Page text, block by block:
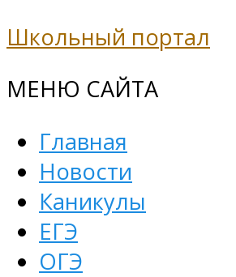
Школьный портал
МЕНЮ САЙТА
Главная
Новости
Каникулы
ЕГЭ
ОГЭ